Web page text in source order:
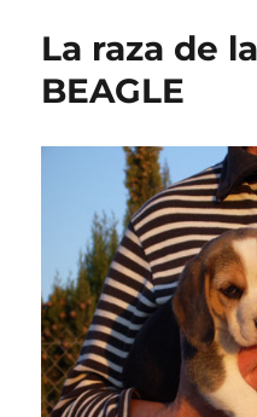
La raza de
BEAGLE